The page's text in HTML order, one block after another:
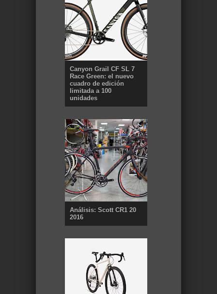
Canyon Grail CF SL 7
Race Green: el nuevo
cuadro de edición
limitada a 100
unidades
Análisis: Scott CR1 20
2016